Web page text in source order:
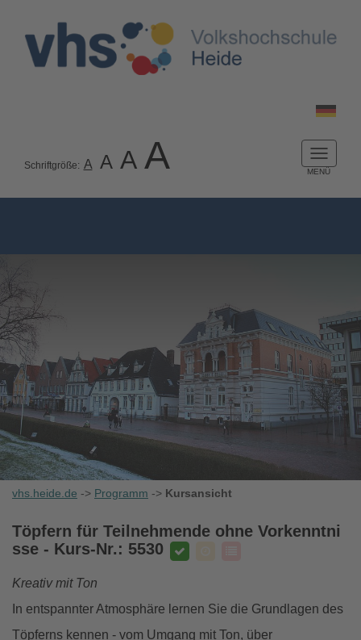
Schriftgröße: A A A A
vhs.heide.de -> Programm -> Kursansicht
Töpfern für Teilnehmende ohne Vorkenntni
sse - Kurs-Nr.: 5530
Kreativ mit Ton
In entspannter Atmosphäre lernen Sie die Grundlagen des
Töpferns kennen - vom Umgang mit Ton, über